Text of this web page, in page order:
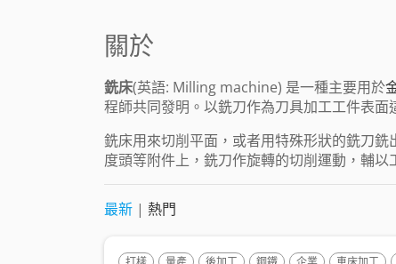
關於
銑床(英語: Milling machine) 是一種主要用於
程師共同發明。以銑刀作為刀具加工工件表面
銑床用來切削平面，或者用特殊形狀的銑刀
度頭等附件上，銑刀作旋轉的切削運動，輔以
最新 | 熱門